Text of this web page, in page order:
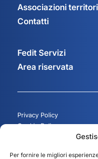
Per fornire le migliori
Associazioni
Contatti
Fedit Servizi
Area riservata
Privacy Policy
Cookie Policy